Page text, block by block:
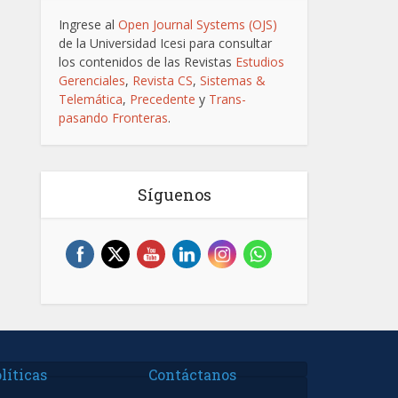
Ingrese al Open Journal Systems (OJS)
de la Universidad Icesi para consultar
los contenidos de las Revistas Estudios
Gerenciales, Revista CS, Sistemas &
Telemática, Precedente y Trans-
pasando Fronteras.
Síguenos
Contáctanos